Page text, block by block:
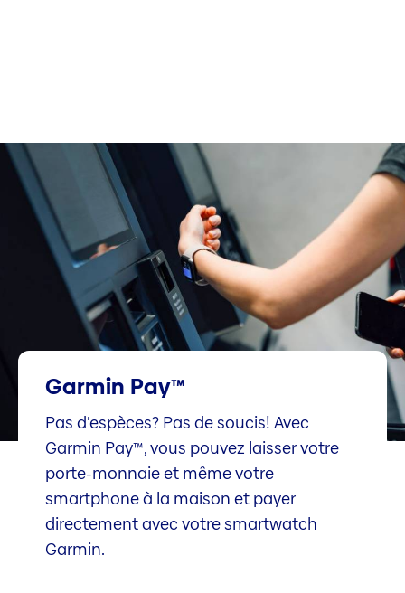
Garmin Pay™
Pas d’espèces? Pas de soucis! Avec
Garmin Pay™, vous pouvez laisser votre
porte-monnaie et même votre
smartphone à la maison et payer
directement avec votre smartwatch
Garmin.